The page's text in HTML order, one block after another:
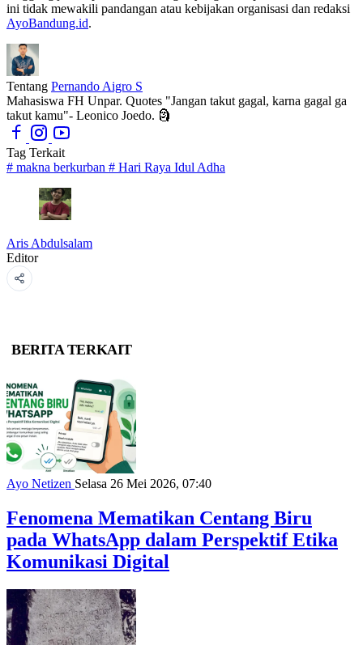
ini tidak mewakili pandangan atau kebijakan organisasi dan redaksi
AyoBandung.id.
Tentang Pernando Aigro S
Mahasiswa FH Unpar. Quotes "Jangan takut gagal, karna gagal ga
takut kamu"- Leonico Joedo. 🗿
Tag Terkait
# makna berkurban # Hari Raya Idul Adha
Aris Abdulsalam
Editor
BERITA TERKAIT
Ayo Netizen Selasa 26 Mei 2026, 07:40
Fenomena Mematikan Centang Biru
pada WhatsApp dalam Perspektif Etika
Komunikasi Digital